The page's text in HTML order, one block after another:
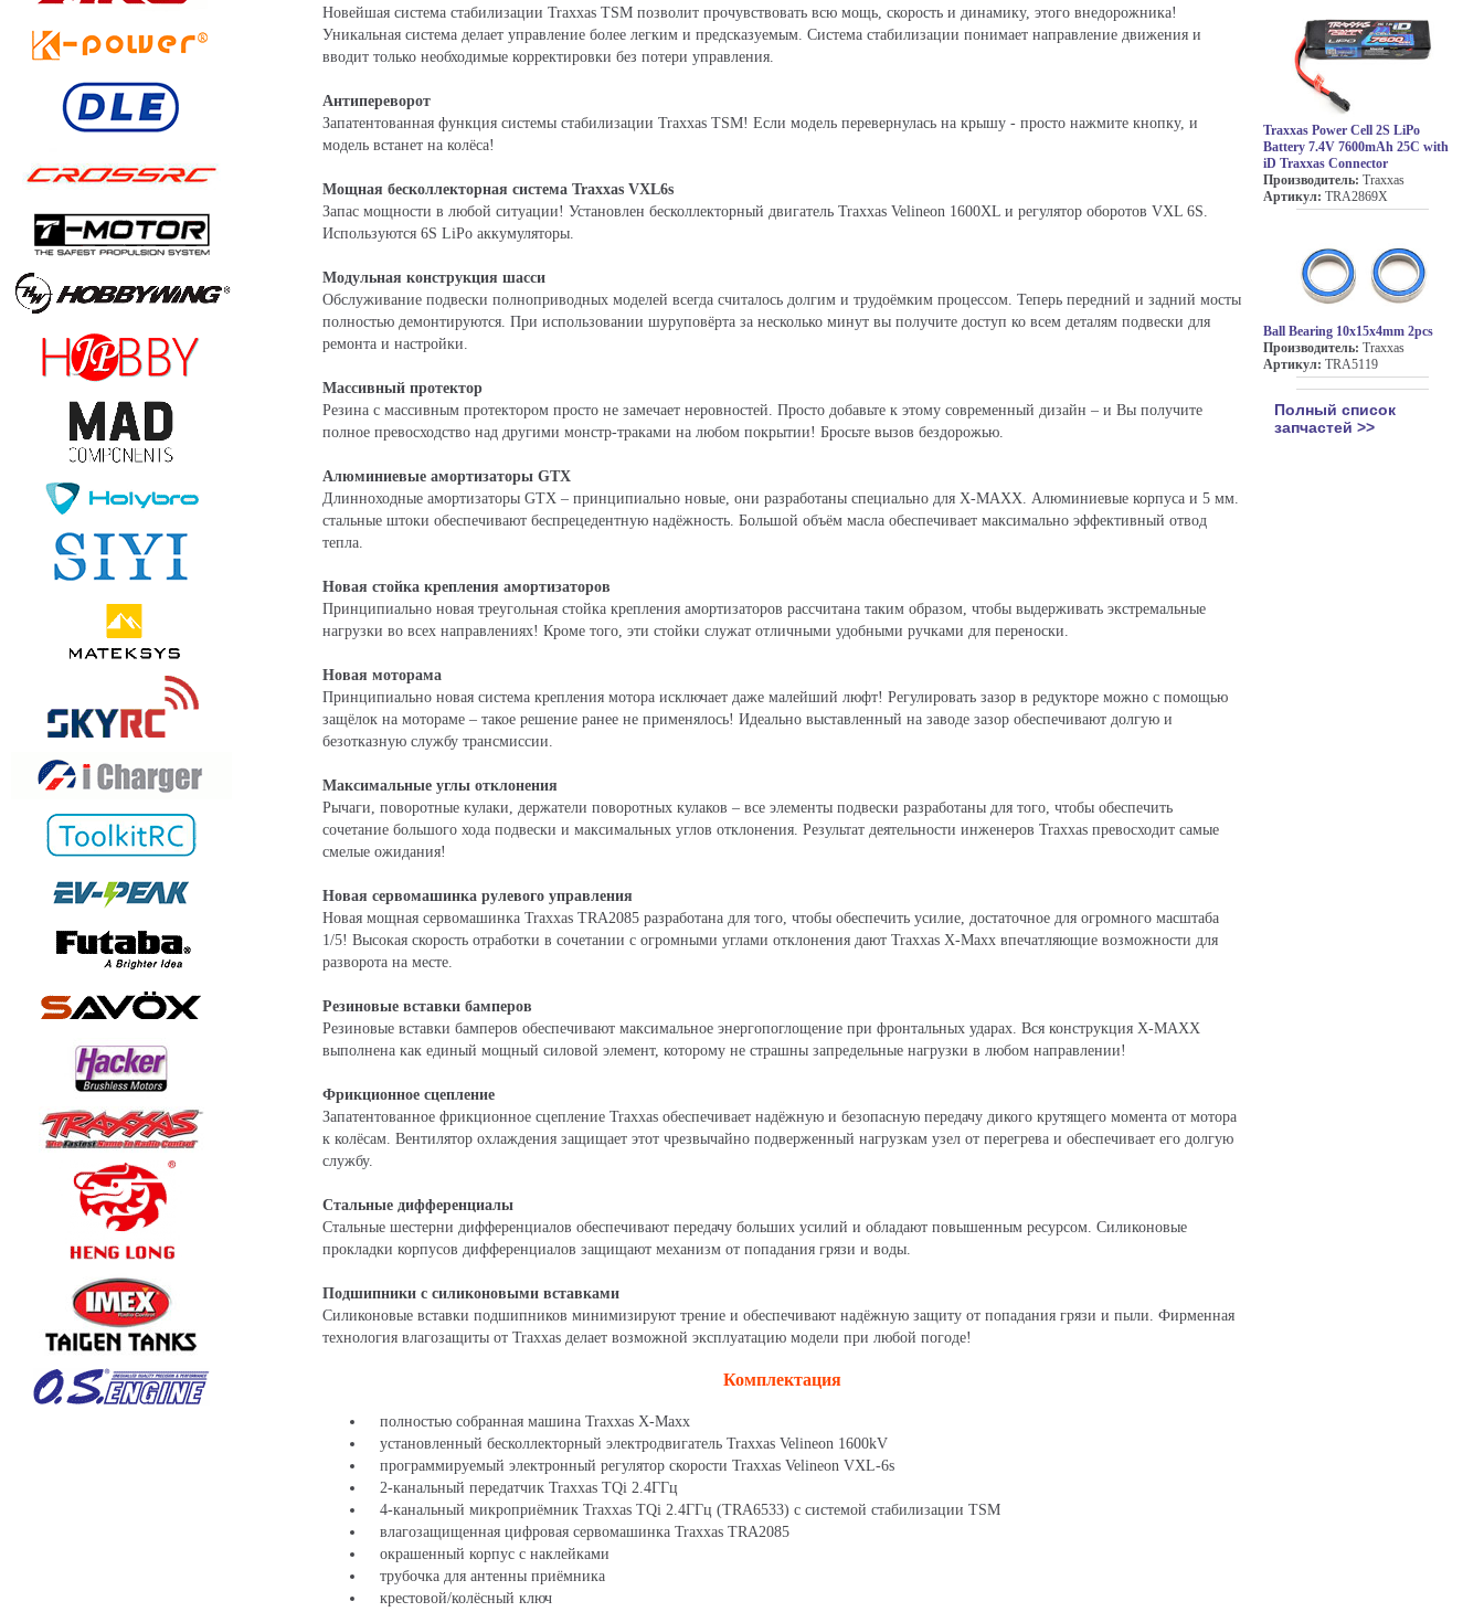
Новейшая система стабилизации Traxxas TSM позволит прочувствовать всю мощь, скорость и динамику, этого внедорожника!
Уникальная система делает управление более легким и предсказуемым. Система стабилизации понимает направление движения и
вводит только необходимые корректировки без потери управления.
Антипереворот
Запатентованная функция системы стабилизации Traxxas TSM! Если модель перевернулась на крышу - просто нажмите кнопку, и
модель встанет на колёса!
Мощная бесколлекторная система Traxxas VXL6s
Запас мощности в любой ситуации! Установлен бесколлекторный двигатель Traxxas Velineon 1600XL и регулятор оборотов VXL 6S.
Используются 6S LiPo аккумуляторы.
Модульная конструкция шасси
Обслуживание подвески полноприводных моделей всегда считалось долгим и трудоёмким процессом. Теперь передний и задний мосты
полностью демонтируются. При использовании шуруповёрта за несколько минут вы получите доступ ко всем деталям подвески для
ремонта и настройки.
Массивный протектор
Резина с массивным протектором просто не замечает неровностей. Просто добавьте к этому современный дизайн – и Вы получите
полное превосходство над другими монстр-траками на любом покрытии! Бросьте вызов бездорожью.
Алюминиевые амортизаторы GTX
Длинноходные амортизаторы GTX – принципиально новые, они разработаны специально для X-MAXX. Алюминиевые корпуса и 5 мм.
стальные штоки обеспечивают беспрецедентную надёжность. Большой объём масла обеспечивает максимально эффективный отвод
тепла.
Новая стойка крепления амортизаторов
Принципиально новая треугольная стойка крепления амортизаторов рассчитана таким образом, чтобы выдерживать экстремальные
нагрузки во всех направлениях! Кроме того, эти стойки служат отличными удобными ручками для переноски.
Новая моторама
Принципиально новая система крепления мотора исключает даже малейший люфт! Регулировать зазор в редукторе можно с помощью
защёлок на мотораме – такое решение ранее не применялось! Идеально выставленный на заводе зазор обеспечивают долгую и
безотказную службу трансмиссии.
Максимальные углы отклонения
Рычаги, поворотные кулаки, держатели поворотных кулаков – все элементы подвески разработаны для того, чтобы обеспечить
сочетание большого хода подвески и максимальных углов отклонения. Результат деятельности инженеров Traxxas превосходит самые
смелые ожидания!
Новая сервомашинка рулевого управления
Новая мощная сервомашинка Traxxas TRA2085 разработана для того, чтобы обеспечить усилие, достаточное для огромного масштаба
1/5! Высокая скорость отработки в сочетании с огромными углами отклонения дают Traxxas X-Maxx впечатляющие возможности для
разворота на месте.
Резиновые вставки бамперов
Резиновые вставки бамперов обеспечивают максимальное энергопоглощение при фронтальных ударах. Вся конструкция X-MAXX
выполнена как единый мощный силовой элемент, которому не страшны запредельные нагрузки в любом направлении!
Фрикционное сцепление
Запатентованное фрикционное сцепление Traxxas обеспечивает надёжную и безопасную передачу дикого крутящего момента от мотора
к колёсам. Вентилятор охлаждения защищает этот чрезвычайно подверженный нагрузкам узел от перегрева и обеспечивает его долгую
службу.
Стальные дифференциалы
Стальные шестерни дифференциалов обеспечивают передачу больших усилий и обладают повышенным ресурсом. Силиконовые
прокладки корпусов дифференциалов защищают механизм от попадания грязи и воды.
Подшипники с силиконовыми вставками
Силиконовые вставки подшипников минимизируют трение и обеспечивают надёжную защиту от попадания грязи и пыли. Фирменная
технология влагозащиты от Traxxas делает возможной эксплуатацию модели при любой погоде!
Комплектация
полностью собранная машина Traxxas X-Maxx
установленный бесколлекторный электродвигатель Traxxas Velineon 1600kV
программируемый электронный регулятор скорости Traxxas Velineon VXL-6s
2-канальный передатчик Traxxas TQi 2.4ГГц
4-канальный микроприёмник Traxxas TQi 2.4ГГц (TRA6533) с системой стабилизации TSM
влагозащищенная цифровая сервомашинка Traxxas TRA2085
окрашенный корпус с наклейками
трубочка для антенны приёмника
крестовой/колёсный ключ
Traxxas Power Cell 2S LiPo
Battery 7.4V 7600mAh 25C with
iD Traxxas Connector
Производитель: Traxxas
Артикул: TRA2869X
Ball Bearing 10x15x4mm 2pcs
Производитель: Traxxas
Артикул: TRA5119
Полный список
запчастей >>